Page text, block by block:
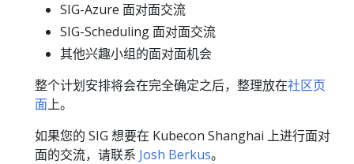
SIG-Azure 面对面交流
SIG-Scheduling 面对面交流
其他兴趣小组的面对面机会
整个计划安排将会在完全确定之后，整理放在社区页
面上。
如果您的 SIG 想要在 Kubecon Shanghai 上进行面对
面的交流，请联系 Josh Berkus。